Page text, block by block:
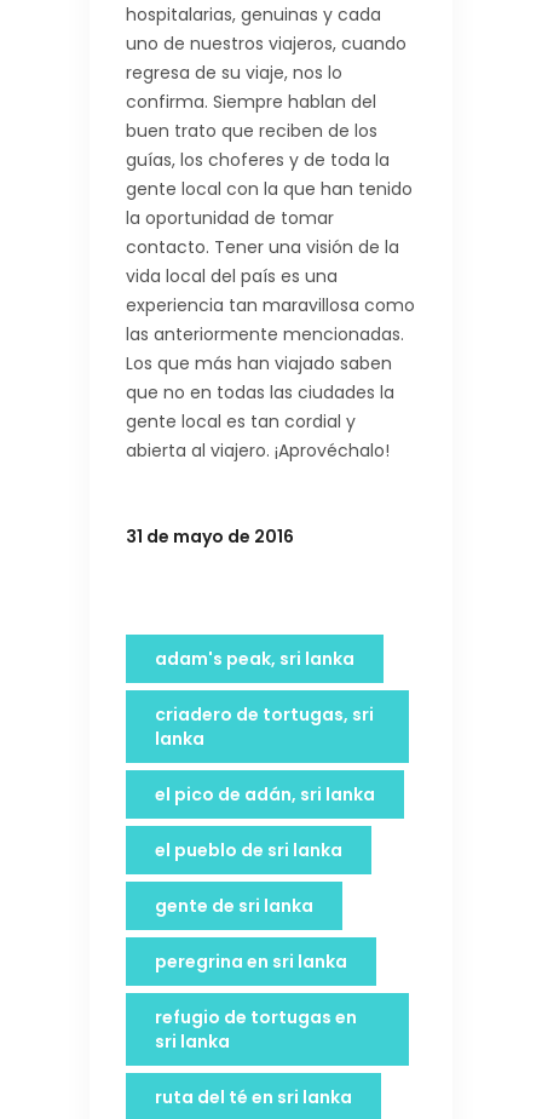
hospitalarias, genuinas y cada
uno de nuestros viajeros, cuando
regresa de su viaje, nos lo
confirma. Siempre hablan del
buen trato que reciben de los
guías, los choferes y de toda la
gente local con la que han tenido
la oportunidad de tomar
contacto. Tener una visión de la
vida local del país es una
experiencia tan maravillosa como
las anteriormente mencionadas.
Los que más han viajado saben
que no en todas las ciudades la
gente local es tan cordial y
abierta al viajero. ¡Aprovéchalo!
31 de mayo de 2016
adam's peak, sri lanka
criadero de tortugas, sri
lanka
el pico de adán, sri lanka
el pueblo de sri lanka
gente de sri lanka
peregrina en sri lanka
refugio de tortugas en
sri lanka
ruta del té en sri lanka